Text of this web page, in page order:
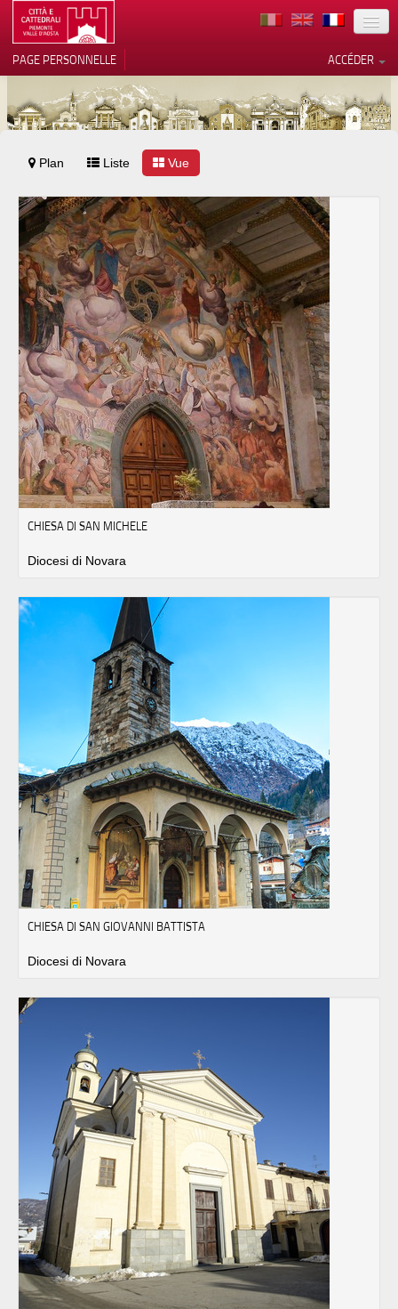
TERRITOIRE
ARCHITECTURE
MUSÉES
ITINÉRAIRES
EVÉNEMENTS
ACCUEIL
BÉNÉVOLES
CONTACTS
PRESS
ACCÉDER
PAGE PERSONNELLE
Plan Liste Vue
CHIESA DI SAN MICHELE
Diocesi di Novara
CHIESA DI SAN GIOVANNI BATTISTA
Diocesi di Novara
Notification lors de la collecte
Vos choix en matière de
confidentialité